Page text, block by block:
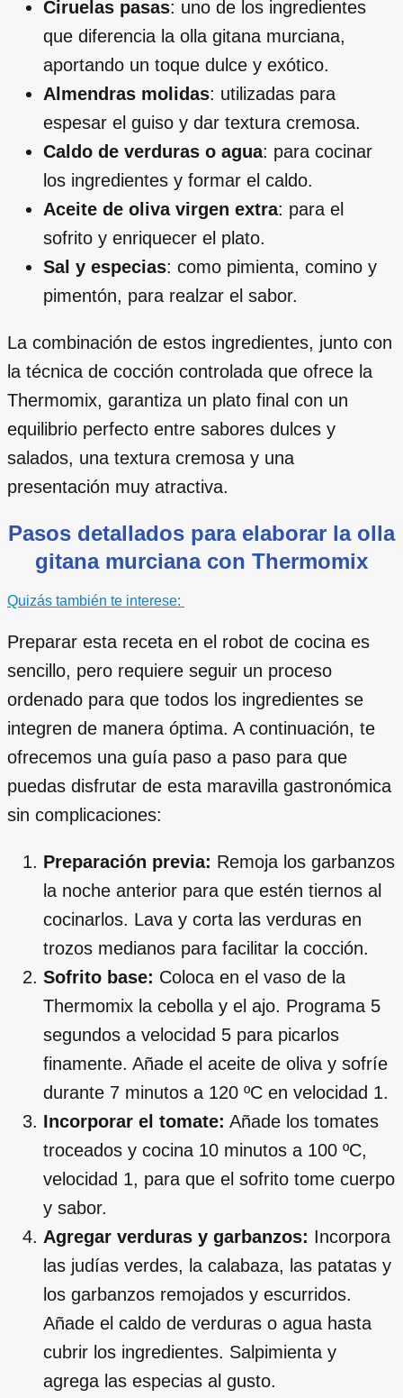
Ciruelas pasas: uno de los ingredientes
que diferencia la olla gitana murciana,
aportando un toque dulce y exótico.
Almendras molidas: utilizadas para
espesar el guiso y dar textura cremosa.
Caldo de verduras o agua: para cocinar
los ingredientes y formar el caldo.
Aceite de oliva virgen extra: para el
sofrito y enriquecer el plato.
Sal y especias: como pimienta, comino y
pimentón, para realzar el sabor.
La combinación de estos ingredientes, junto con
la técnica de cocción controlada que ofrece la
Thermomix, garantiza un plato final con un
equilibrio perfecto entre sabores dulces y
salados, una textura cremosa y una
presentación muy atractiva.
Pasos detallados para elaborar la olla
gitana murciana con Thermomix
Quizás también te interese:
Preparar esta receta en el robot de cocina es
sencillo, pero requiere seguir un proceso
ordenado para que todos los ingredientes se
integren de manera óptima. A continuación, te
ofrecemos una guía paso a paso para que
puedas disfrutar de esta maravilla gastronómica
sin complicaciones:
Preparación previa: Remoja los garbanzos
la noche anterior para que estén tiernos al
cocinarlos. Lava y corta las verduras en
trozos medianos para facilitar la cocción.
Sofrito base: Coloca en el vaso de la
Thermomix la cebolla y el ajo. Programa 5
segundos a velocidad 5 para picarlos
finamente. Añade el aceite de oliva y sofríe
durante 7 minutos a 120 ºC en velocidad 1.
Incorporar el tomate: Añade los tomates
troceados y cocina 10 minutos a 100 ºC,
velocidad 1, para que el sofrito tome cuerpo
y sabor.
Agregar verduras y garbanzos: Incorpora
las judías verdes, la calabaza, las patatas y
los garbanzos remojados y escurridos.
Añade el caldo de verduras o agua hasta
cubrir los ingredientes. Salpimienta y
agrega las especias al gusto.